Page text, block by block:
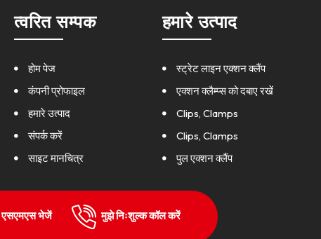
त्वरित सम्पक
होम पेज
कंपनी प्रोफाइल
हमारे उत्पाद
संपर्क करें
साइट मानचित्र
हमारे उत्पाद
स्ट्रेट लाइन एक्शन क्लैंप
एक्शन क्लैम्प्स को दबाए रखें
Clips, Clamps
Clips, Clamps
पुल एक्शन क्लैंप
Clips, Clamps
Clips, Clamps
एसएमएस भेजें मुझे निःशुल्क कॉल करें